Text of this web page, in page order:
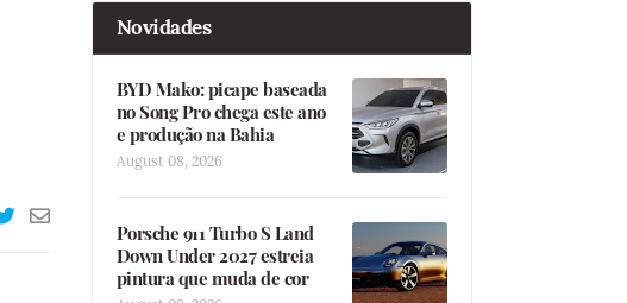
Novidades
BYD Mako: picape baseada
no Song Pro chega este ano
e produção na Bahia
August 08, 2026
Porsche 911 Turbo S Land
Down Under 2027 estreia
pintura que muda de cor